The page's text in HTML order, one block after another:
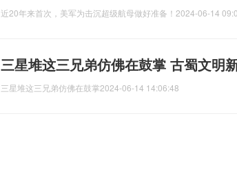
近20年来首次，美军为击沉超级航母做好准备！ 2024-06-14
三星堆这三兄弟仿佛在鼓掌 古蜀文明
三星堆这三兄弟仿佛在鼓掌2024-06-14 14:06:48